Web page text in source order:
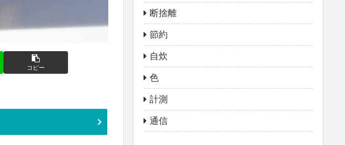
コピー
断捨離
節約
自炊
色
計測
通信